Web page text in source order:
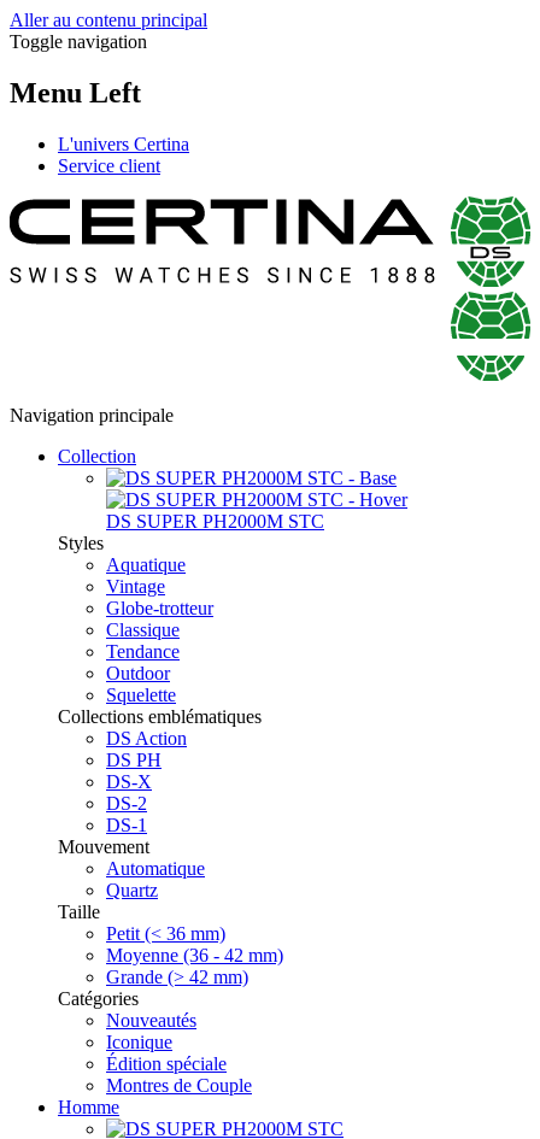
Aller au contenu principal
Toggle navigation
Menu Left
L'univers Certina
Service client
Navigation principale
Collection
DS SUPER PH2000M STC
Styles
Aquatique
Vintage
Globe-trotteur
Classique
Tendance
Outdoor
Squelette
Collections emblématiques
DS Action
DS PH
DS-X
DS-2
DS-1
Mouvement
Automatique
Quartz
Taille
Petit (< 36 mm)
Moyenne (36 - 42 mm)
Grande (> 42 mm)
Catégories
Nouveautés
Iconique
Édition spéciale
Montres de Couple
Homme